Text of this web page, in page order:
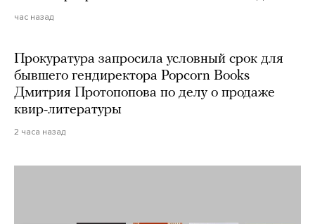
час назад
Прокуратура запросила условный срок для
бывшего гендиректора Popcorn Books
Дмитрия Протопопова по делу о продаже
квир-литературы
2 часа назад